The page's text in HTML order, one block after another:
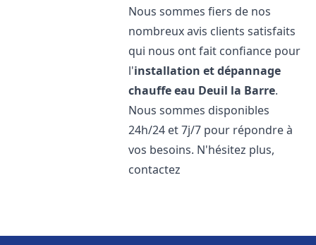
Nous sommes fiers de nos
nombreux avis clients satisfaits
qui nous ont fait confiance pour
l'installation et dépannage
chauffe eau Deuil la Barre.
Nous sommes disponibles
24h/24 et 7j/7 pour répondre à
vos besoins. N'hésitez plus,
contactez